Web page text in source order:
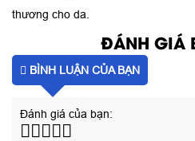
thương cho da.
ĐÁNH GIÁ
BÌNH LUẬN CỦA BẠN
Đánh giá của bạn: